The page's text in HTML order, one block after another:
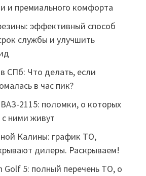
и премиального комфорта
эффективный способ
службы и улучшить
СПб: Что делать, если
в час пик?
2115: поломки, о которых
ними живут
Калины: график ТО,
дилеры. Раскрываем!
Golf 5: полный перечень ТО, о